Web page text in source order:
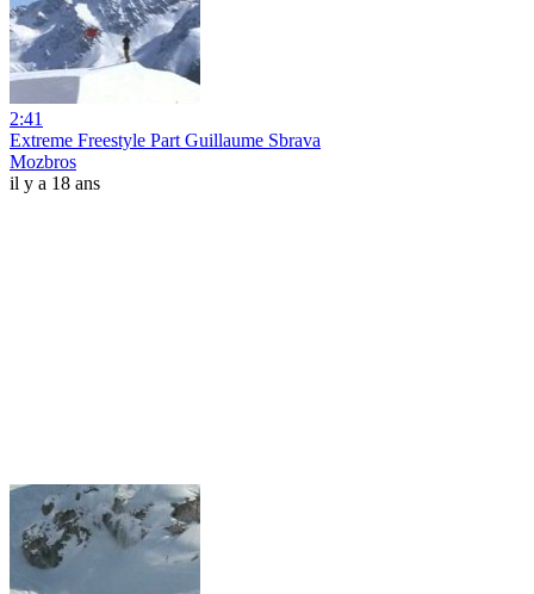
2:41
Extreme Freestyle Part Guillaume Sbrava
Mozbros
il y a 18 ans